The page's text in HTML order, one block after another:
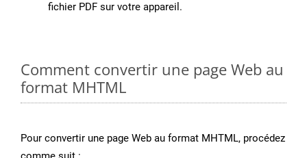
fichier PDF sur votre appareil.
Comment convertir une page Web au
format MHTML
Pour convertir une page Web au format MHTML, procédez